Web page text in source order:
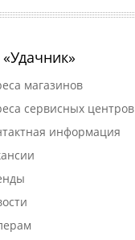
магазинов
сервисных центров
информация